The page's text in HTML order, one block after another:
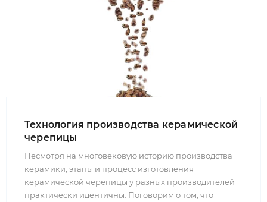
Технология производства керамической
черепицы
Несмотря на многовековую историю производства
керамики, этапы и процесс изготовления
керамической черепицы у разных производителей
практически идентичны. Поговорим о том, что